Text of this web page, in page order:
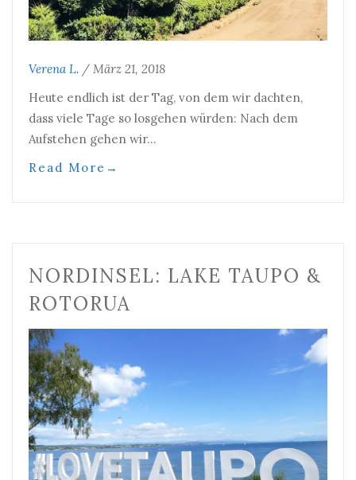
Verena L. / März 21, 2018
Heute endlich ist der Tag, von dem wir dachten,
dass viele Tage so losgehen würden: Nach dem
Aufstehen gehen wir…
Read More →
NORDINSEL: LAKE TAUPO &
ROTORUA